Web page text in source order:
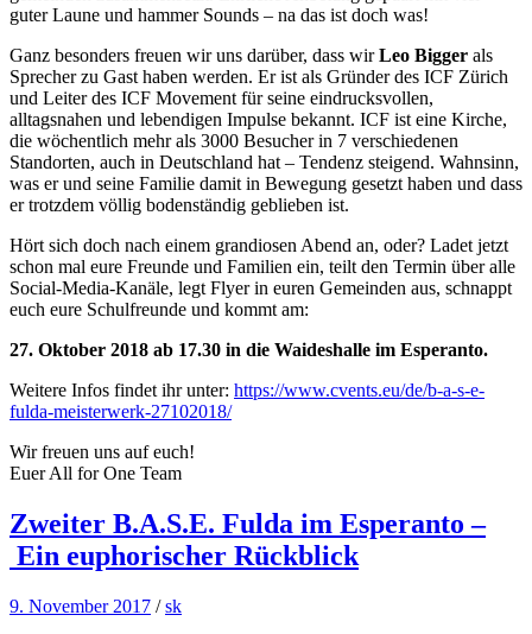
guter Laune und hammer Sounds – na das ist doch was!
Ganz besonders freuen wir uns darüber, dass wirLeo Bigger als
Sprecher zu Gast haben werden. Er ist als Gründer des ICF Zürich
und Leiter des ICF Movement für seine eindrucksvollen,
alltagsnahen und lebendigen Impulse bekannt. ICF ist eine Kirche,
die wöchentlich mehr als 3000 Besucher in 7 verschiedenen
Standorten, auch in Deutschland hat – Tendenz steigend. Wahnsinn,
was er und seine Familie damit in Bewegung gesetzt haben und dass
er trotzdem völlig bodenständig geblieben ist.
Hört sich doch nach einem grandiosen Abend an, oder? Ladet jetzt
schon mal eure Freunde und Familien ein, teilt den Termin über alle
Social-Media-Kanäle, legt Flyer in euren Gemeinden aus, schnappt
euch eure Schulfreunde und kommt am:
27. Oktober 2018 ab 17.30 in die Waideshalle im Esperanto.
Weitere Infos findet ihr unter: https://www.cvents.eu/de/b-a-s-e-
fulda-meisterwerk-27102018/
Wir freuen uns auf euch!
Euer All for One Team
Zweiter B.A.S.E. Fulda im Esperanto –
Ein euphorischer Rückblick
9. November 2017 /sk